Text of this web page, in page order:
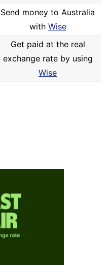
Send money to Australia
with Wise
Get paid at the real
exchange rate by using
Wise